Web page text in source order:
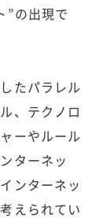
”の出現で
たパラレル
、テクノロ
ーやルール
ターネッ
ンターネッ
えられてい